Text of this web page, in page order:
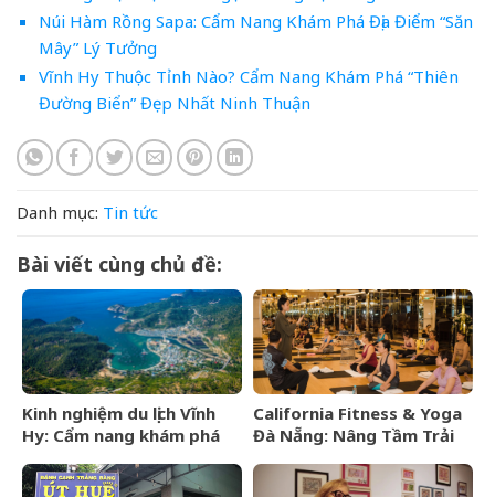
Núi Hàm Rồng Sapa: Cẩm Nang Khám Phá Địa Điểm “Săn
Mây” Lý Tưởng
Vĩnh Hy Thuộc Tỉnh Nào? Cẩm Nang Khám Phá “Thiên
Đường Biển” Đẹp Nhất Ninh Thuận
Danh mục: Tin tức
Bài viết cùng chủ đề:
Kinh nghiệm du lịch Vĩnh
Hy: Cẩm nang khám phá
Ninh Thuận
California Fitness & Yoga
Đà Nẵng: Nâng Tầm Trải